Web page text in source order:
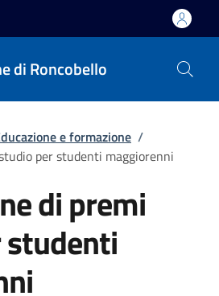
di Roncobello
e formazione /
per studenti maggiorenni
di premi